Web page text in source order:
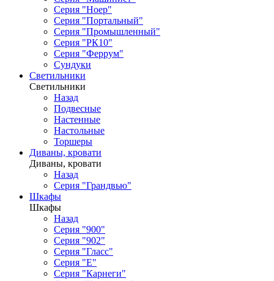
Серия "Ноер"
Серия "Портальный"
Серия "Промышленный"
Серия "РК10"
Серия "Феррум"
Сундуки
Светильники
Светильники
Назад
Подвесные
Настенные
Настольные
Торшеры
Диваны, кровати
Диваны, кровати
Назад
Серия "Грандвью"
Шкафы
Шкафы
Назад
Серия "900"
Серия "902"
Серия "Гласс"
Серия "Е"
Серия "Карнеги"